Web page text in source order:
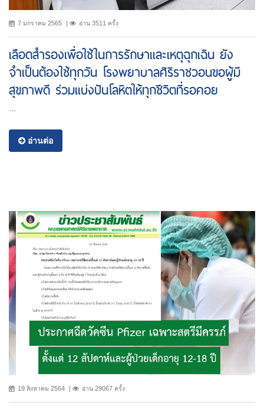
7 มกราคม 2565 อ่าน 3511 ครั้ง
เลือดสำรองเพื่อใช้ในการรักษาและเหตุฉุกเฉิน ยัง
จำเป็นต้องใช้ทุกวัน โรงพยาบาลศิริราชวอนขอผู้มี
สุขภาพดี ร่วมแบ่งปันโลหิตให้ทุกชีวิตที่รอคอย
อ่านต่อ
19 สิงหาคม 2564 อ่าน 29067 ครั้ง